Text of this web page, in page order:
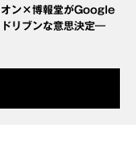
オン×博報堂がGoogle
リブンな意思決定―